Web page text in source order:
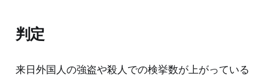
判定
来日外国人の強盗や殺人での検挙数が上がっている